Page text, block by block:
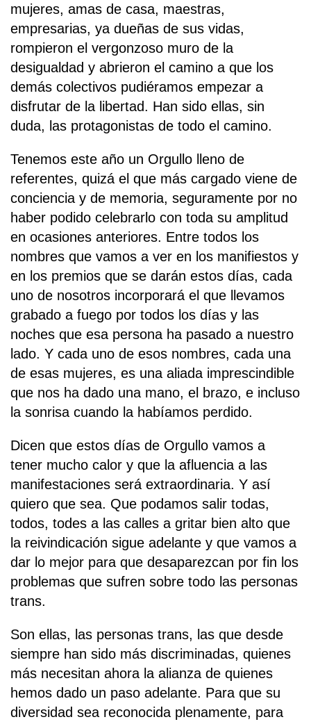
mujeres, amas de casa, maestras,
empresarias, ya dueñas de sus vidas,
rompieron el vergonzoso muro de la
desigualdad y abrieron el camino a que los
demás colectivos pudiéramos empezar a
disfrutar de la libertad. Han sido ellas, sin
duda, las protagonistas de todo el camino.
Tenemos este año un Orgullo lleno de
referentes, quizá el que más cargado viene de
conciencia y de memoria, seguramente por no
haber podido celebrarlo con toda su amplitud
en ocasiones anteriores. Entre todos los
nombres que vamos a ver en los manifiestos y
en los premios que se darán estos días, cada
uno de nosotros incorporará el que llevamos
grabado a fuego por todos los días y las
noches que esa persona ha pasado a nuestro
lado. Y cada uno de esos nombres, cada una
de esas mujeres, es una aliada imprescindible
que nos ha dado una mano, el brazo, e incluso
la sonrisa cuando la habíamos perdido.
Dicen que estos días de Orgullo vamos a
tener mucho calor y que la afluencia a las
manifestaciones será extraordinaria. Y así
quiero que sea. Que podamos salir todas,
todos, todes a las calles a gritar bien alto que
la reivindicación sigue adelante y que vamos a
dar lo mejor para que desaparezcan por fin los
problemas que sufren sobre todo las personas
trans.
Son ellas, las personas trans, las que desde
siempre han sido más discriminadas, quienes
más necesitan ahora la alianza de quienes
hemos dado un paso adelante. Para que su
diversidad sea reconocida plenamente, para